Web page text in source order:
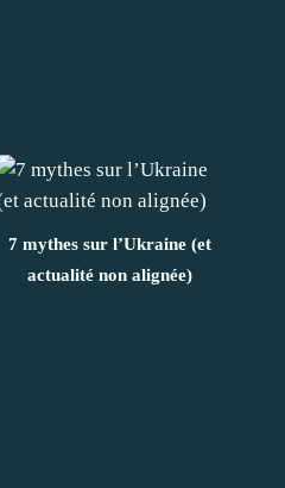
7 mythes sur l’Ukraine (et
actualité non alignée)